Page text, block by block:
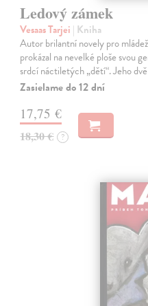
Ledový zámek
Vesaas Tarjei | Kniha
Autor brilantní novely pro
prokázal na nevelké ploše svou
srdcí náctiletých „dětí“. Jeho
Zasielame do 12 dní
17,75 €
18,30 € ?